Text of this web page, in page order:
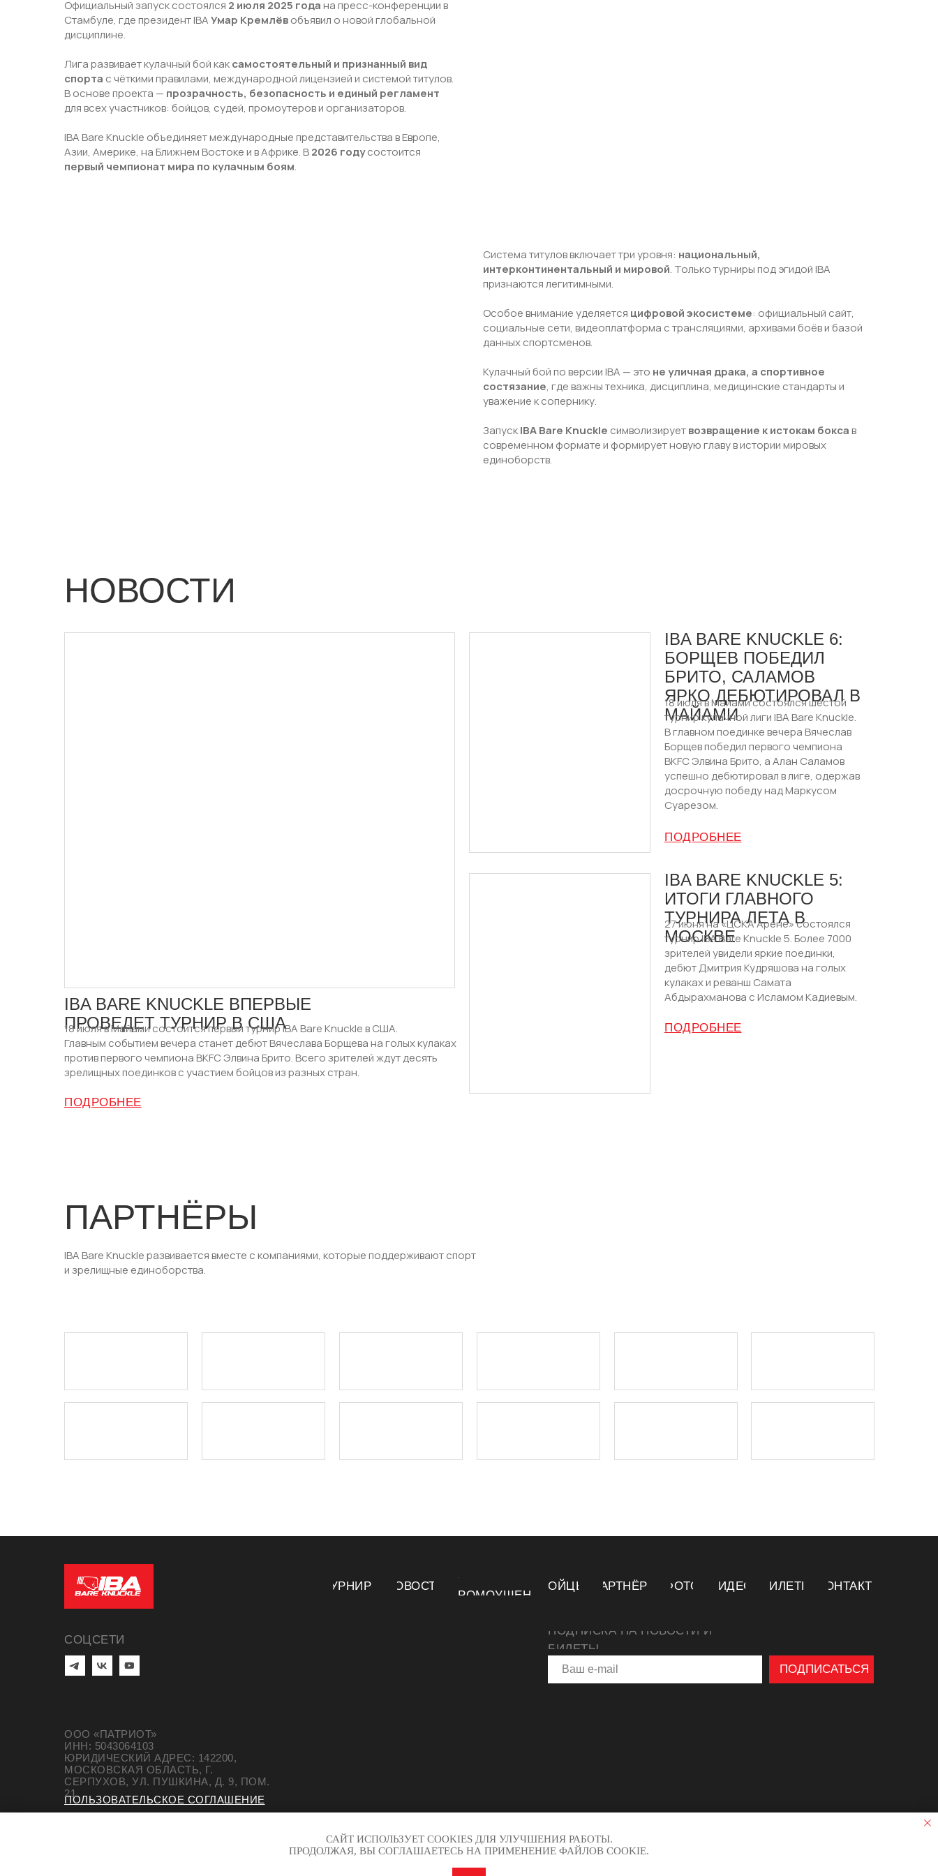
Официальный запуск состоялся 2 июля 2025 годана пресс-конференции в
Стамбуле, где президент IBAУмар Кремлёвобъявил о новой глобальной
дисциплине.
Лига развивает кулачный бой каксамостоятельный и признанный вид
спорта с чёткими правилами, международной лицензией и системой титулов.
В основе проекта — прозрачность, безопасность и единый регламент
для всех участников: бойцов, судей, промоутеров и организаторов.
IBA Bare Knuckle объединяет международные представительства в Европе,
Азии, Америке, на Ближнем Востоке и в Африке. В2026 годусостоится
первый чемпионат мира по кулачным боям.
Система титулов включает три уровня: национальный,
интерконтинентальный и мировой. Только турниры под эгидой IBA
признаются легитимными.
Особое внимание уделяется цифровой экосистеме: официальный сайт,
социальные сети, видеоплатформа с трансляциями, архивами боёв и базой
данных спортсменов.
Кулачный бой по версии IBA — это не уличная драка, а спортивное
состязание, где важны техника, дисциплина, медицинские стандарты и
уважение к сопернику.
ЗапускIBA Bare Knuckle символизируетвозвращение к истокам боксав
современном формате и формирует новую главу в истории мировых
единоборств.
НОВОСТИ
IBA BARE KNUCKLE ВПЕРВЫЕ
ПРОВЕДЕТ ТУРНИР В США
18 июля в Майами состоится первый турнир IBA Bare Knuckle в США.
Главным событием вечера станет дебют Вячеслава Борщева на голых кулаках
против первого чемпиона BKFC Элвина Брито. Всего зрителей ждут десять
зрелищных поединков с участием бойцов из разных стран.
ПОДРОБНЕЕ
IBA BARE KNUCKLE 6:
БОРЩЕВ ПОБЕДИЛ
БРИТО, САЛАМОВ
ЯРКО ДЕБЮТИРОВАЛ В
МАЙАМИ
18 июля в Майами состоялся шестой
турнир кулачной лиги IBA Bare Knuckle.
В главном поединке вечера Вячеслав
Борщев победил первого чемпиона
BKFC Элвина Брито, а Алан Саламов
успешно дебютировал в лиге, одержав
досрочную победу над Маркусом
Суарезом.
ПОДРОБНЕЕ
IBA BARE KNUCKLE 5:
ИТОГИ ГЛАВНОГО
ТУРНИРА ЛЕТА В
МОСКВЕ
27 июня на «ЦСКА Арене» состоялся
турнир IBA Bare Knuckle 5. Более 7000
зрителей увидели яркие поединки,
дебют Дмитрия Кудряшова на голых
кулаках и реванш Самата
Абдырахманова с Исламом Кадиевым.
ПОДРОБНЕЕ
IBA Bare Knuckle развивается вместе с компаниями, которые поддерживают спорт
и зрелищные единоборства.
ПАРТНЁРЫ
СОЦСЕТИ
ПОДПИСКА НА НОВОСТИ И
БИЛЕТЫ
ТУРНИРЫ НОВОСТИ
О
ПРОМОУШЕНЕ
ПАРТНЁРЫ
БОЙЦЫ ФОТО ВИДЕО БИЛЕТЫ КОНТАКТЫ
ПОДПИСАТЬСЯ
ПОЛЬЗОВАТЕЛЬСКОЕ СОГЛАШЕНИЕ
ООО «ПАТРИОТ»
ИНН: 5043064103
ЮРИДИЧЕСКИЙ АДРЕС: 142200,
МОСКОВСКАЯ ОБЛАСТЬ, Г.
СЕРПУХОВ, УЛ. ПУШКИНА, Д. 9, ПОМ.
21
САЙТ ИСПОЛЬЗУЕТ COOKIES ДЛЯ УЛУЧШЕНИЯ РАБОТЫ.
ПРОДОЛЖАЯ, ВЫ СОГЛАШАЕТЕСЬ НА ПРИМЕНЕНИЕ ФАЙЛОВ COOKIE.